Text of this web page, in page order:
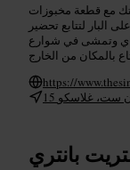
مع قطعة مخبوزات
لتتابع تحضير
وتمشى في شوارع
https://
بانتري